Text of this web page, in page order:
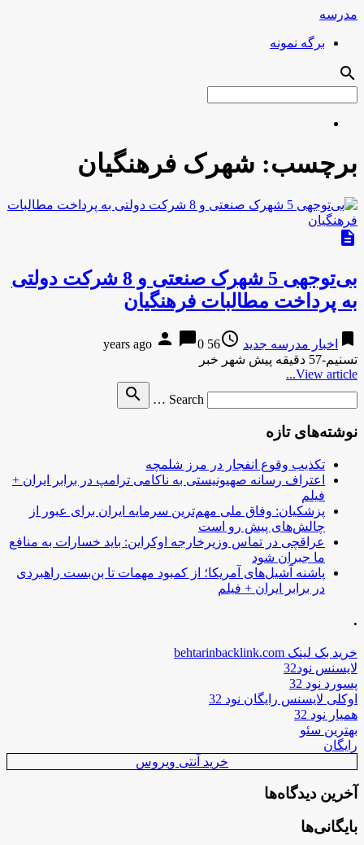
مدرسه
برگه نمونه
search
برچسب: شهرک فرهنگیان
description
بی‌توجهی 5 شهرک صنعتی و 8 شرکت دولتی
به پرداخت مطالبات فرهنگیان
bookmark اخبار مدرسه جدید access_time
56 years ago
person chat_bubble0
تسنیم-57 دقیقه پیش شهر خبر
View article...
Search …
search
نوشته‌های تازه
تکذیب وقوع انفجار در مرز شلمچه
اعتراف رسانه صهیونیستی به ناکامی ترامپ در برابر ایران +
فیلم
پزشکیان: وفاق ملی مهم‌ترین سرمایه ایران برای عبور از
چالش‌های پیش رو است
عراقچی در تماس وزیرخارجه اوکراین: باید خسارات به منافع
ما جبران شود
پاشنه آشیل‌های آمریکا؛ از کمبود مهمات تا بن‌بست راهبردی
در برابر ایران + فیلم
.
خرید بک لینک behtarinbacklink.com
لایسنس نود32
پسورد نود 32
اوکلی لایسنس رایگان نود 32
همیار نود 32
بهترین سئو
رایگان
خرید آنتی ویروس
آخرین دیدگاه‌ها
بایگانی‌ها